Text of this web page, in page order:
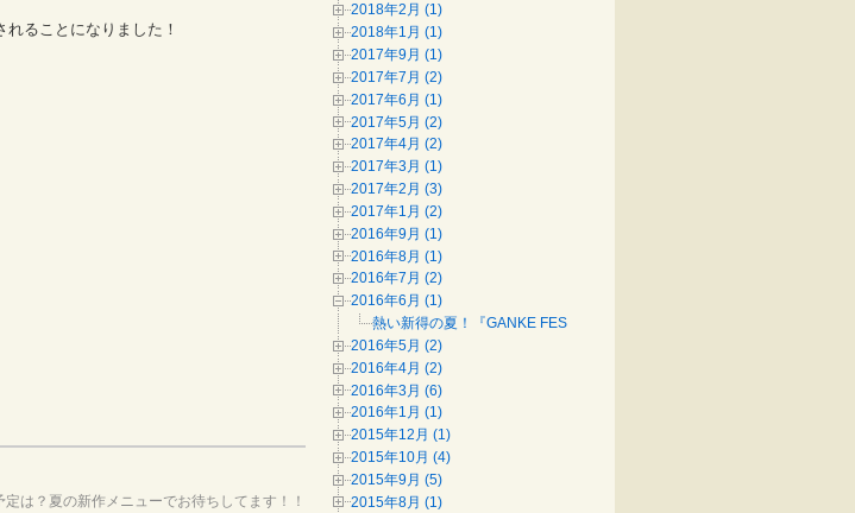
ることになりました！
定は？夏の新作メニューでお待ちしてます！！
2018年2月 (1)
2018年1月 (1)
2017年9月 (1)
2017年7月 (2)
2017年6月 (1)
2017年5月 (2)
2017年4月 (2)
2017年3月 (1)
2017年2月 (3)
2017年1月 (2)
2016年9月 (1)
2016年8月 (1)
2016年7月 (2)
2016年6月 (1)
熱い新得の夏！『GANKE FES』チケットあります！
2016年5月 (2)
2016年4月 (2)
2016年3月 (6)
2016年1月 (1)
2015年12月 (1)
2015年10月 (4)
2015年9月 (5)
2015年8月 (1)